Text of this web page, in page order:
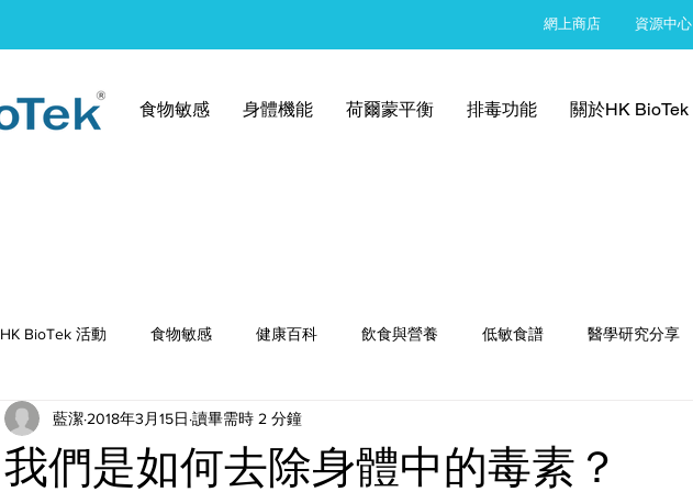
網上商店 資源中心
食物敏感 身體機能 荷爾蒙平衡 排毒功能 關於HK BioTek
HK BioTek 活動 食物敏感 健康百科 飲食與營養 低敏食譜 醫學研究分享
我們是如何去除身體中的毒素？
藍潔 2018年3月15日 讀畢需時 2 分鐘